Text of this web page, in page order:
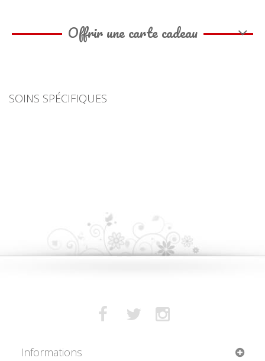
Offrir une carte cadeau
SOINS SPÉCIFIQUES
Informations